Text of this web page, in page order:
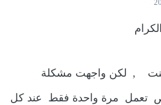
, لكن واجهت مشكلة
تعمل مرة واحدة فقط عند كل